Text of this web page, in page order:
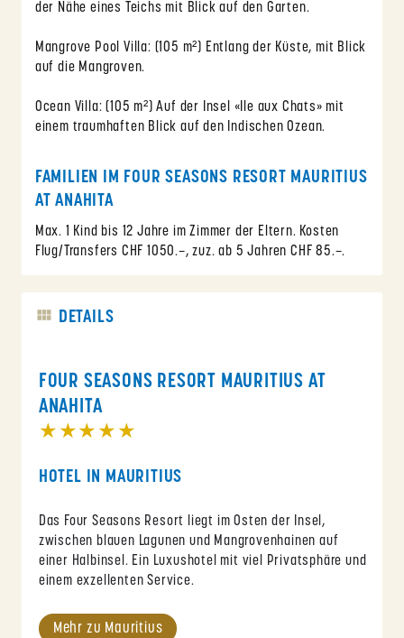
der Nähe eines Teichs mit Blick auf den Garten.
Mangrove Pool Villa: (105 m²) Entlang der Küste, mit Blick
auf die Mangroven.
Ocean Villa: (105 m²) Auf der Insel «Ile aux Chats» mit
einem traumhaften Blick auf den Indischen Ozean.
FAMILIEN IM FOUR SEASONS RESORT MAURITIUS
AT ANAHITA
Max. 1 Kind bis 12 Jahre im Zimmer der Eltern. Kosten
Flug/Transfers CHF 1050.–, zuz. ab 5 Jahren CHF 85.–.
DETAILS
FOUR SEASONS RESORT MAURITIUS AT
ANAHITA
★★★★★
HOTEL IN MAURITIUS
Das Four Seasons Resort liegt im Osten der Insel,
zwischen blauen Lagunen und Mangrovenhainen auf
einer Halbinsel. Ein Luxushotel mit viel Privatsphäre und
einem exzellenten Service.
Mehr zu Mauritius